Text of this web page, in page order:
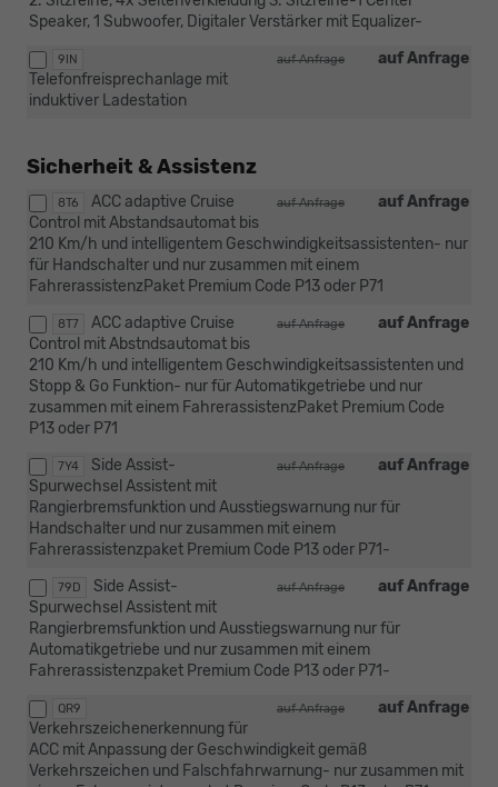
Speaker, 1 Subwoofer, Digitaler Verstärker mit Equalizer-
9IN auf Anfrage
auf Anfrage
Telefonfreisprechanlage mit
induktiver Ladestation
Sicherheit & Assistenz
8T6 auf Anfrage
auf Anfrage
ACC adaptive Cruise
Control mit Abstandsautomat bis
210 Km/h und intelligentem Geschwindigkeitsassistenten- nur
für Handschalter und nur zusammen mit einem
FahrerassistenzPaket Premium Code P13 oder P71
8T7 auf Anfrage
auf Anfrage
ACC adaptive Cruise
Control mit Abstndsautomat bis
210 Km/h und intelligentem Geschwindigkeitsassistenten und
Stopp & Go Funktion- nur für Automatikgetriebe und nur
zusammen mit einem FahrerassistenzPaket Premium Code
P13 oder P71
7Y4 auf Anfrage
auf Anfrage
Side Assist-
Spurwechsel Assistent mit
Rangierbremsfunktion und Ausstiegswarnung nur für
Handschalter und nur zusammen mit einem
Fahrerassistenzpaket Premium Code P13 oder P71-
79D auf Anfrage
auf Anfrage
Side Assist-
Spurwechsel Assistent mit
Rangierbremsfunktion und Ausstiegswarnung nur für
Automatikgetriebe und nur zusammen mit einem
Fahrerassistenzpaket Premium Code P13 oder P71-
QR9 auf Anfrage
auf Anfrage
Verkehrszeichenerkennung für
ACC mit Anpassung der Geschwindigkeit gemäß
Verkehrszeichen und Falschfahrwarnung- nur zusammen mit